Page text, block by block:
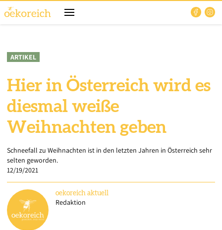
ARTIKEL
Hier in Österreich wird es
diesmal weiße
Weihnachten geben
Schneefall zu Weihnachten ist in den letzten Jahren in Österreich sehr
selten geworden.
12/19/2021
oekoreich aktuell
Redaktion